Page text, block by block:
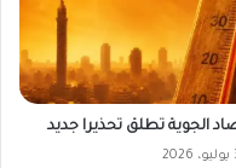
الجوية تطلق تحذيرا جديد